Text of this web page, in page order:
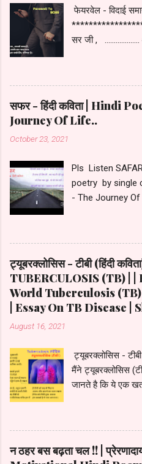
फेयरवेल - विदाई
सर जी ,
पहचान बन गए
और हमेशा खुश रहना
आँखें है नम और सबको
उजली किरण पारस
हो जिसका शौर्य
आपको सलाम है
अभिमान है धन्यवाद
सफर - हिंदी कविता | Hindi
Journey Of Life..
October 23, 2021
Pls Listen
poetry by single
- The Journey
जिंदगी रही सफर
हम कभी साथ किसी
पलकें झुकी मेरी आंखें
गयी । मिले सफर
चेहरे वही दिखे छूट
कुछ नहीं थे उनके पर
से रूबरू कराती रही
ट्यूबरक्लोसिस - टीबी (हिंदी
TUBERCULOSIS (TB) |
World Tuberculosis
| Essay On TB Disease |
August 16, 2021
ट्यूबरक्लोसिस -
मैंने ट्यूबरक्लोसिस
जानते है कि ये एक
बीमारी को कविता
समझने में आसानी
सब अपना ध्यान रखे
ख़तम करने में
न ठहर बस बढ़ता चल !! |